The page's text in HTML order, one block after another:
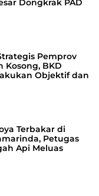
Dongkrak PAD
Pemprov
Kosong, BKD
Objektif dan
Terbakar di
Petugas
Api Meluas